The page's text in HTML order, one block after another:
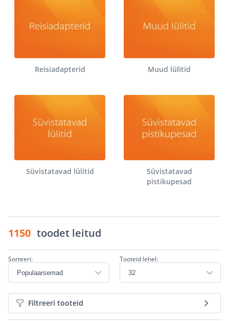
Reisiadapterid Muud lülitid
Süvistatavad lülitid
Süvistatavad
pistikupesad
1150 toodet leitud
Sorteeri: Tooteid lehel:
Filtreeri tooteid